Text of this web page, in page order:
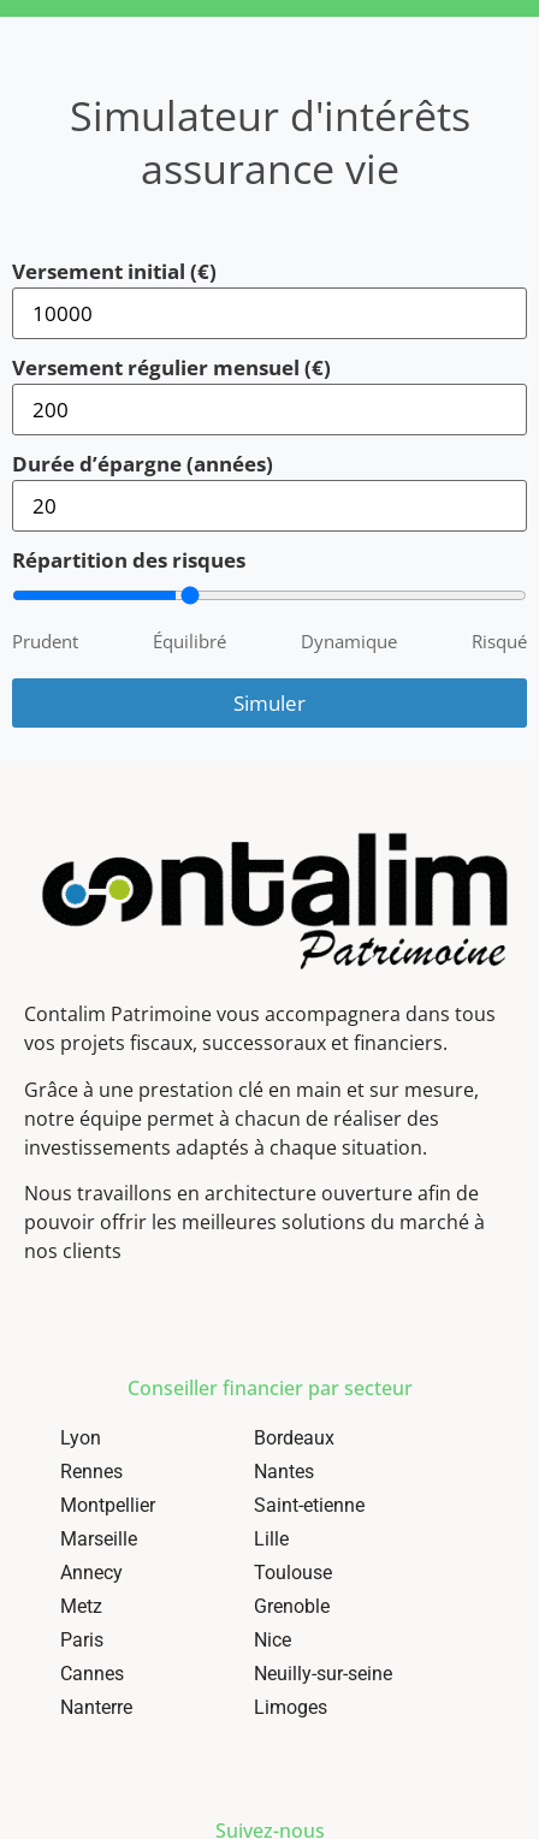
Simulateur d'intérêts
assurance vie
Versement initial (€)
Versement régulier mensuel (€)
Durée d’épargne (années)
Répartition des risques
Prudent Équilibré Dynamique Risqué
Simuler
Contalim Patrimoine vous accompagnera dans tous
vos projets fiscaux, successoraux et financiers.
Grâce à une prestation clé en main et sur mesure,
notre équipe permet à chacun de réaliser des
investissements adaptés à chaque situation.
Nous travaillons en architecture ouverture afin de
pouvoir offrir les meilleures solutions du marché à
nos clients
Conseiller financier par secteur
Lyon
Bordeaux
Rennes
Nantes
Montpellier
Saint-etienne
Marseille
Lille
Annecy
Toulouse
Metz
Grenoble
Paris
Nice
Cannes
Neuilly-sur-seine
Nanterre
Limoges
Suivez-nous